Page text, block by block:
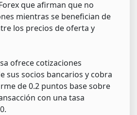
que afirman que no
mientras se benefician de
los precios de oferta y
ofrece cotizaciones
sus socios bancarios y cobra
de 0.2 puntos base sobre
con una tasa